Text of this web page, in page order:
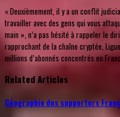
« Deuxièmement, il y a un conflit
travailler avec des gens qui vous
main », n’a pas hésité à rappeler le
rapprochant de la chaîne cryptée,
millions d’abonnés concentrés en
Related Articles
Géographie des supporters